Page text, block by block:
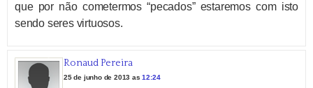
que por não cometermos “pecados” estaremos com isto
sendo seres virtuosos.
Ronaud Pereira
25 de junho de 2013 as12:24